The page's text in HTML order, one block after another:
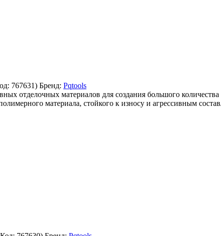
767631) Бренд: Pqtools
отделочных материалов для создания большого
материала, стойкого к износу и агрессивным